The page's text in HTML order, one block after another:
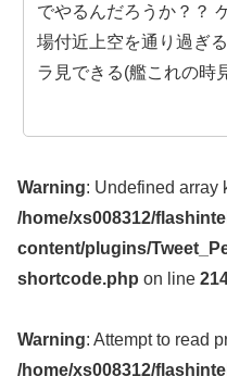
でやるんだろうか？？
場付近上空を通り過ぎ
ラ見できる(艦これの時
Warning: Undefined array
/home/xs008312/
content/plugins/
shortcode.php on line
Warning: Attempt to read
/home/xs008312/